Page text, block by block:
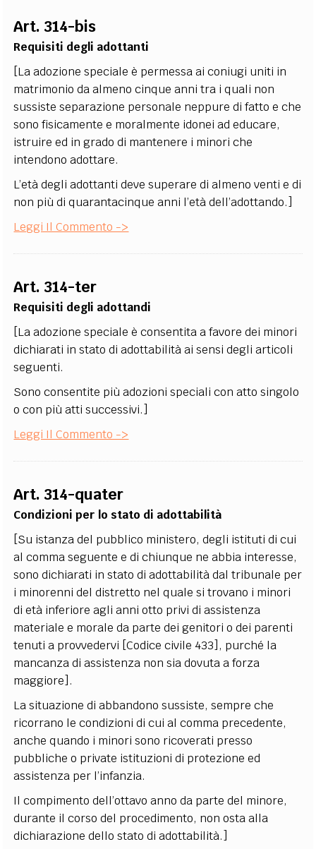
CODICI RUBRICHE LIBRI PROCEEDINGS
SOCIAL MEDIA
Art. 314-bis
Requisiti degli adottanti
[La adozione speciale è permessa ai coniugi uniti in
matrimonio da almeno cinque anni tra i quali non
sussiste separazione personale neppure di fatto e che
sono fisicamente e moralmente idonei ad educare,
istruire ed in grado di mantenere i minori che
intendono adottare.
L’età degli adottanti deve superare di almeno venti e di
non più di quarantacinque anni l’età dell’adottando.]
Leggi Il Commento ->
Art. 314-ter
Requisiti degli adottandi
[La adozione speciale è consentita a favore dei minori
dichiarati in stato di adottabilità ai sensi degli articoli
seguenti.
Sono consentite più adozioni speciali con atto singolo
o con più atti successivi.]
Leggi Il Commento ->
Art. 314-quater
Condizioni per lo stato di adottabilità
[Su istanza del pubblico ministero, degli istituti di cui
al comma seguente e di chiunque ne abbia interesse,
sono dichiarati in stato di adottabilità dal tribunale per
i minorenni del distretto nel quale si trovano i minori
di età inferiore agli anni otto privi di assistenza
materiale e morale da parte dei genitori o dei parenti
tenuti a provvedervi [Codice civile 433], purché la
mancanza di assistenza non sia dovuta a forza
maggiore].
La situazione di abbandono sussiste, sempre che
ricorrano le condizioni di cui al comma precedente,
anche quando i minori sono ricoverati presso
pubbliche o private istituzioni di protezione ed
assistenza per l’infanzia.
Il compimento dell’ottavo anno da parte del minore,
durante il corso del procedimento, non osta alla
dichiarazione dello stato di adottabilità.]